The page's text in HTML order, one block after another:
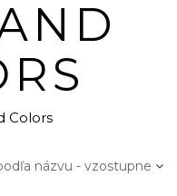
Colors
názvu - vzostupne